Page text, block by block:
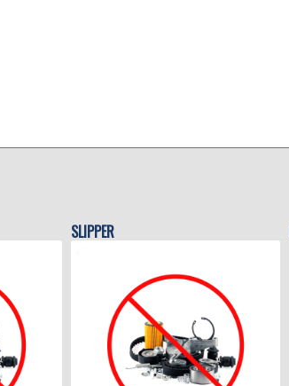
SLIPPER